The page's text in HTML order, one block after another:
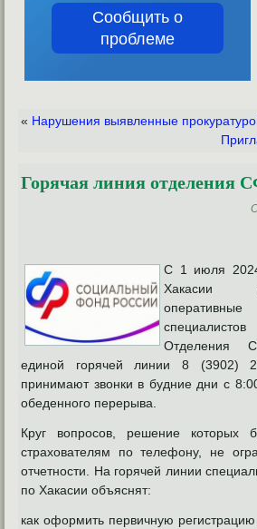
Сообщить о
проблеме
« Нарушения выявленные
Горячая линия отделения
С 1 июля 2024
Хакасии
Отделения
единой горячей линии 8 (3902)
принимают звонки в будние дни с
обеденного перерыва.
Круг вопросов, решение которых
страхователям по телефону, не
отчетности. На горячей линии
по Хакасии объяснят:
как оформить первичную